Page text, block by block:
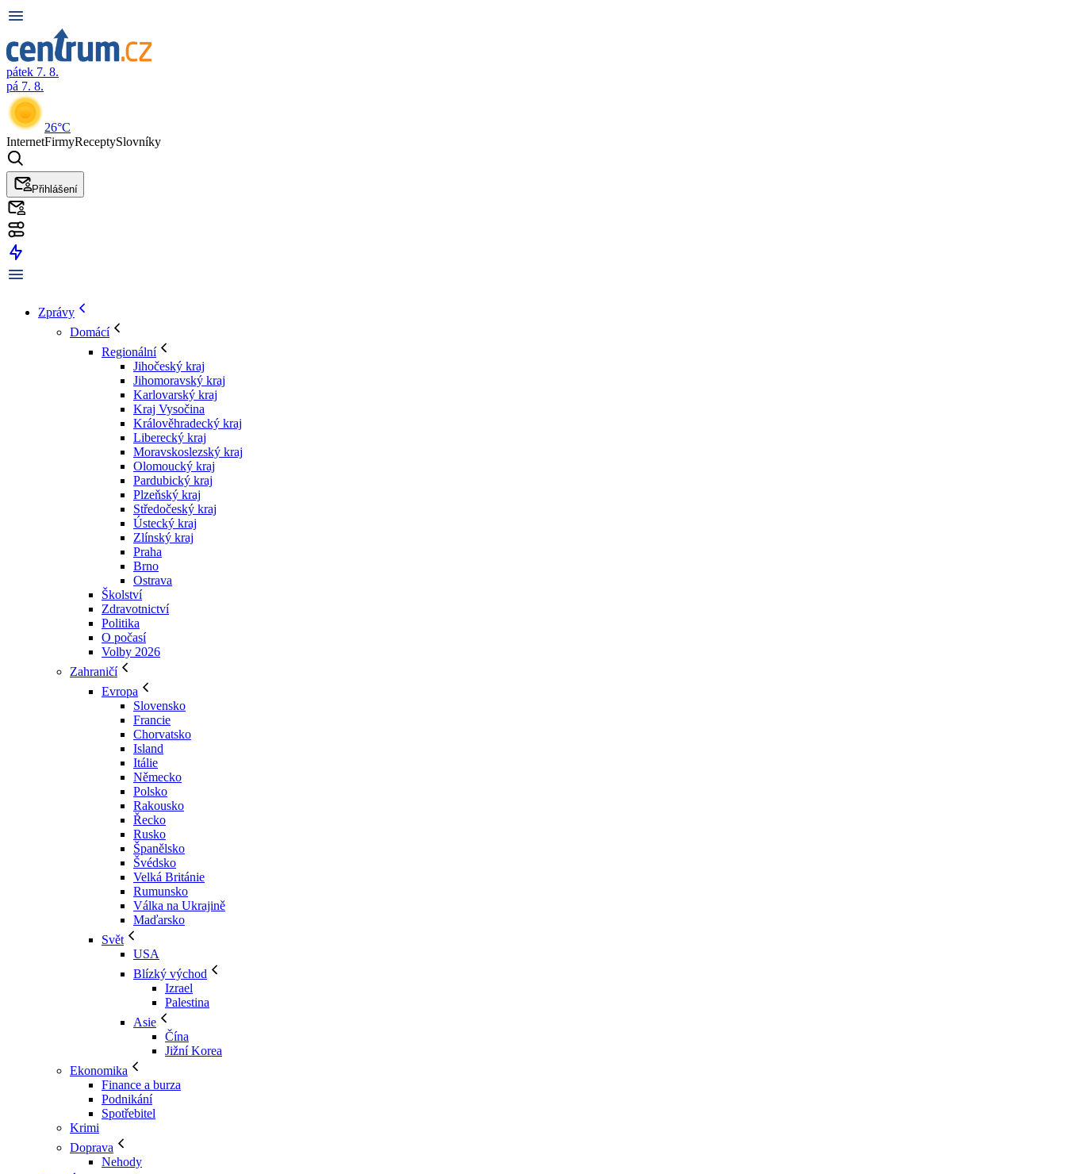
pátek 7. 8.
pá 7. 8.
26°C
InternetFirmyReceptySlovníky
Přihlášení
Zprávy
Domácí
Regionální
Jihočeský kraj
Jihomoravský kraj
Karlovarský kraj
Kraj Vysočina
Králověhradecký kraj
Liberecký kraj
Moravskoslezský kraj
Olomoucký kraj
Pardubický kraj
Plzeňský kraj
Středočeský kraj
Ústecký kraj
Zlínský kraj
Praha
Brno
Ostrava
Školství
Zdravotnictví
Politika
O počasí
Volby 2026
Zahraničí
Evropa
Slovensko
Francie
Chorvatsko
Island
Itálie
Německo
Polsko
Rakousko
Řecko
Rusko
Španělsko
Švédsko
Velká Británie
Rumunsko
Válka na Ukrajině
Maďarsko
Svět
USA
Blízký východ
Izrael
Palestina
Asie
Čína
Jižní Korea
Ekonomika
Finance a burza
Podnikání
Spotřebitel
Krimi
Doprava
Nehody